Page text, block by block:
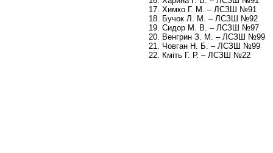
Химко Г. М. – ЛСЗШ №91
Бучок Л. М. – ЛСЗШ №92
Сидор М. В. – ЛСЗШ №97
Венгрин З. М. – ЛСЗШ №99
Човган Н. Б. – ЛСЗШ №99
Кміть Г. Р. – ЛСЗШ №22